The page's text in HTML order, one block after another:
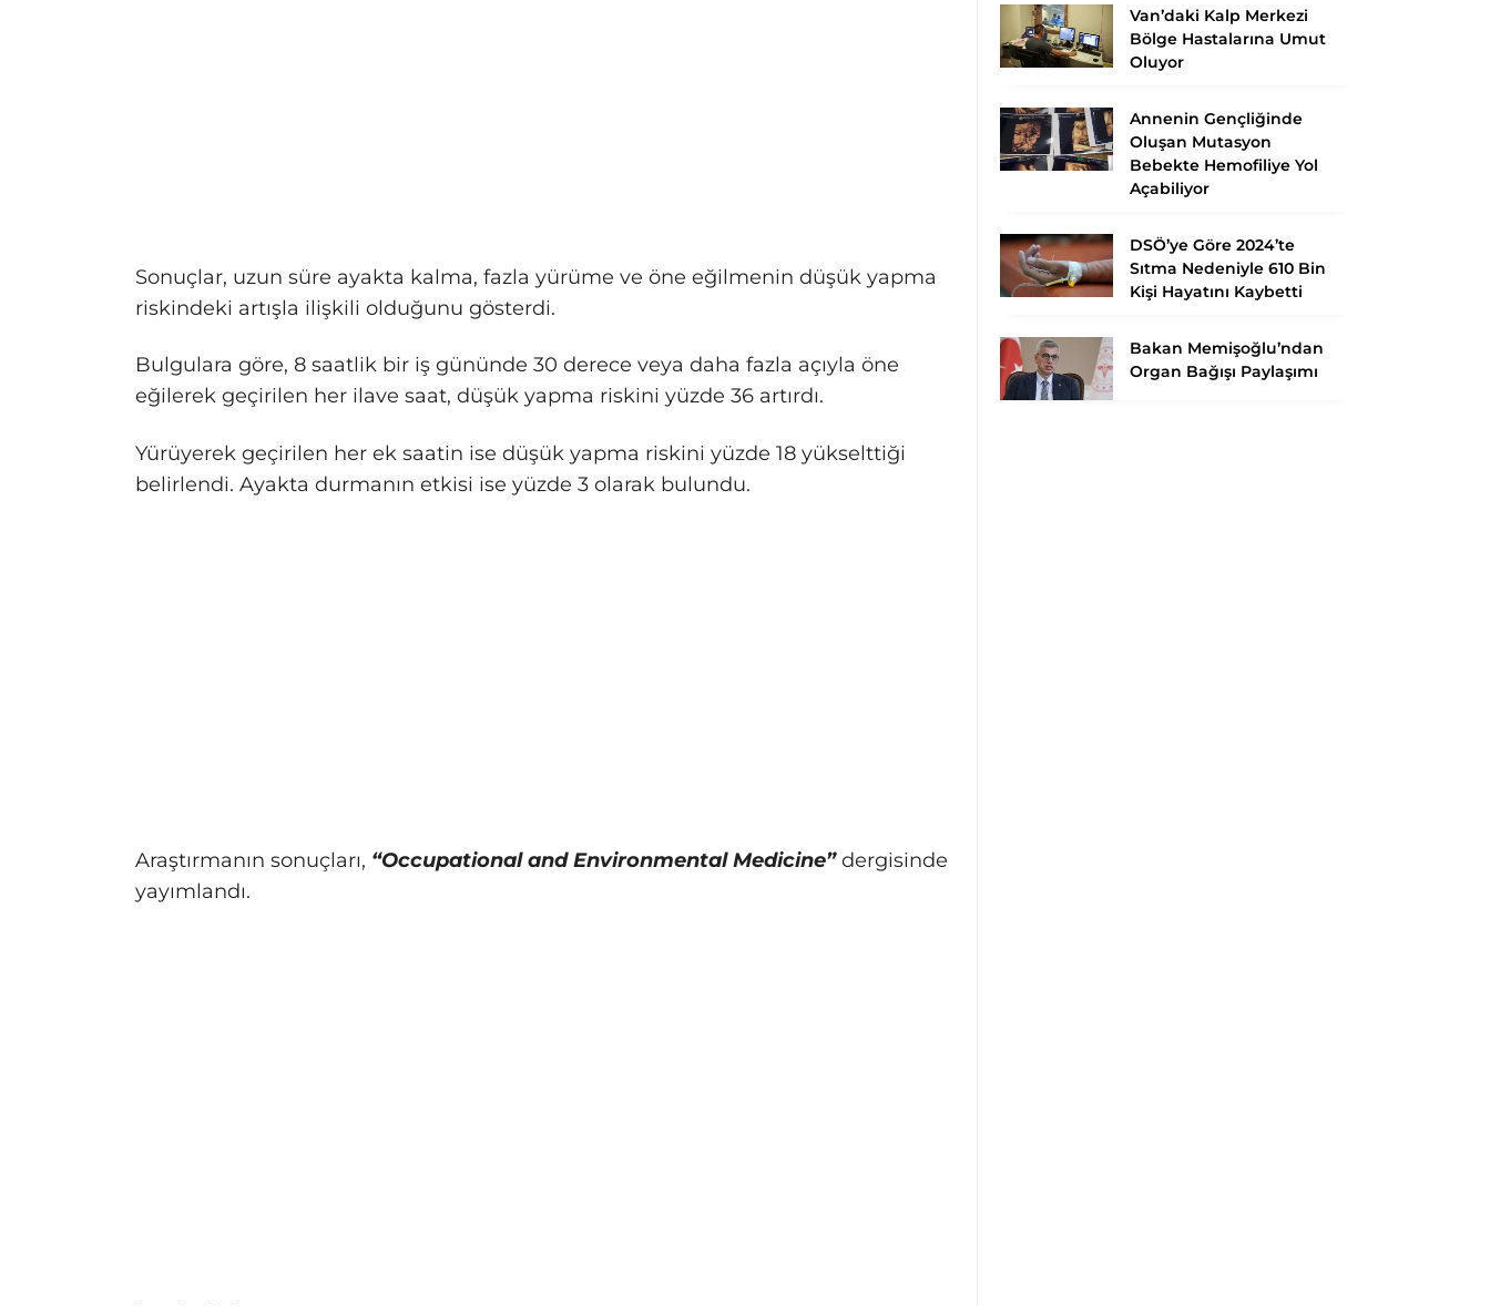
Sonuçlar, uzun süre ayakta kalma, fazla yürüme ve öne eğilmenin düşük yapma
riskindeki artışla ilişkili olduğunu gösterdi.
Bulgulara göre, 8 saatlik bir iş gününde 30 derece veya daha fazla açıyla öne
eğilerek geçirilen her ilave saat, düşük yapma riskini yüzde 36 artırdı.
Yürüyerek geçirilen her ek saatin ise düşük yapma riskini yüzde 18 yükselttiği
belirlendi. Ayakta durmanın etkisi ise yüzde 3 olarak bulundu.
Araştırmanın sonuçları, “Occupational and Environmental Medicine”dergisinde
yayımlandı.
Van’daki Kalp Merkezi
Bölge Hastalarına Umut
Oluyor
Annenin Gençliğinde
Oluşan Mutasyon
Bebekte Hemofiliye Yol
Açabiliyor
DSÖ’ye Göre 2024’te
Sıtma Nedeniyle 610 Bin
Kişi Hayatını Kaybetti
Bakan Memişoğlu’ndan
Organ Bağışı Paylaşımı